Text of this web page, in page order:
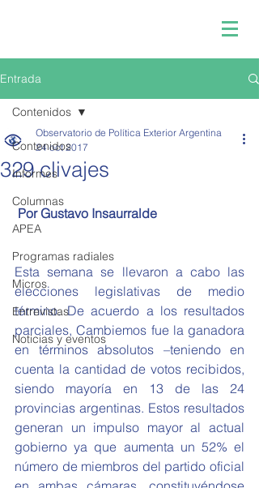
Entrada
Contenidos
Informes
Columnas
APEA
Programas radiales
Micros
Entrevistas
Noticias y eventos
Contenidos
329 clivajes
Observatorio de Política Exterior Argentina
24 oct 2017
Por Gustavo Insaurralde
Esta semana se llevaron a cabo las
elecciones legislativas de medio
término. De acuerdo a los resultados
parciales, Cambiemos fue la ganadora
en términos absolutos –teniendo en
cuenta la cantidad de votos recibidos,
siendo mayoría en 13 de las 24
provincias argentinas. Estos resultados
generan un impulso mayor al actual
gobierno ya que aumenta un 52% el
número de miembros del partido oficial